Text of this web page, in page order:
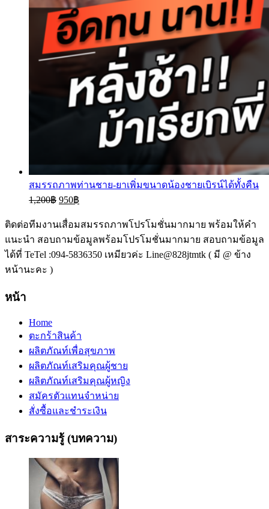
สมรรถภาพท่านชาย-ยาเพิ่มขนาดน้องชายเบิรน์ได้ทั้งคืน
1,200฿ 950฿
ติดต่อทีมงานเสื่อมสมรรถภาพโปรโมชั่นมากมาย พร้อมให้คำ
แนะนำ สอบถามข้อมูลพร้อมโปรโมชั่นมากมาย สอบถามข้อมูล
ได้ที่ TeTel :094-5836350 เหมียวค่ะ Line@828jtmtk ( มี @ ข้าง
หน้านะคะ )
หน้า
Home
ตะกร้าสินค้า
ผลิตภัณท์เพื่อสุขภาพ
ผลิตภัณท์เสริมคุณผู้ชาย
ผลิตภัณท์เสริมคุณผู้หญิง
สมัครตัวแทนจำหน่าย
สั่งซื้อและชำระเงิน
สาระความรู้ (บทความ)